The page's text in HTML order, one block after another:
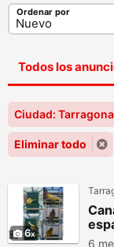
Ordenar por
Todos los
Ciudad: Tarragona
Eliminar todo
6
6